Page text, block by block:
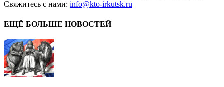
Свяжитесь с нами: info@kto-irkutsk.ru
ЕЩЁ БОЛЬШЕ НОВОСТЕЙ